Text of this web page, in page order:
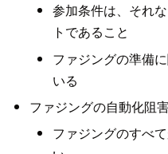
参加条件は、それ
トであること
ファジングの準備
いる
ファジングの自動化阻
ファジングのすべ